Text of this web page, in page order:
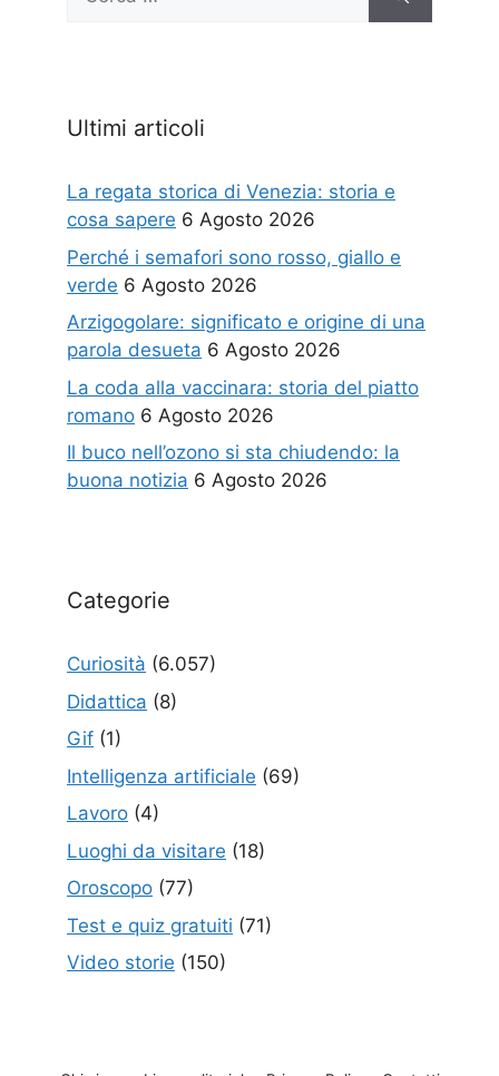
Ultimi articoli
La regata storica di Venezia: storia e
cosa sapere 6 Agosto 2026
Perché i semafori sono rosso, giallo e
verde 6 Agosto 2026
Arzigogolare: significato e origine di una
parola desueta 6 Agosto 2026
La coda alla vaccinara: storia del piatto
romano 6 Agosto 2026
Il buco nell’ozono si sta chiudendo: la
buona notizia 6 Agosto 2026
Categorie
Curiosità (6.057)
Didattica (8)
Gif (1)
Intelligenza artificiale (69)
Lavoro (4)
Luoghi da visitare (18)
Oroscopo (77)
Test e quiz gratuiti (71)
Video storie (150)